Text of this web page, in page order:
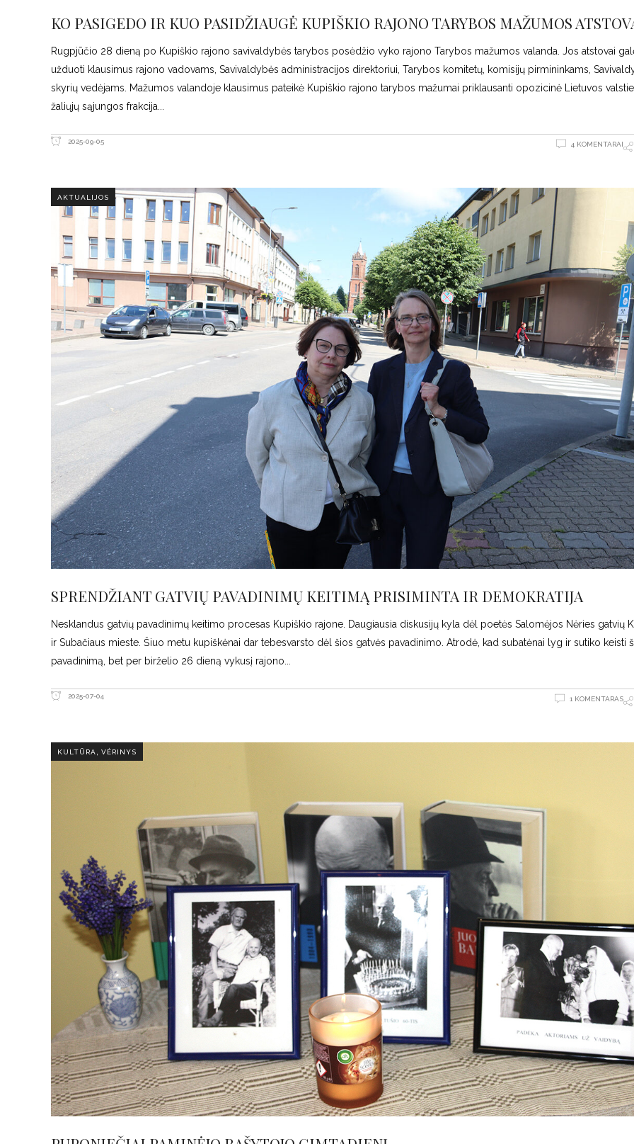
KO PASIGEDO IR KUO PASIDŽIAUGĖ KUPIŠKIO RAJONO TARYBOS MAŽUMOS
Rugpjūčio 28 dieną po Kupiškio rajono savivaldybės tarybos posėdžio vyko rajono Tarybos mažumos valanda. Jos atstovai
užduoti klausimus rajono vadovams, Savivaldybės administracijos direktoriui, Tarybos komitetų, komisijų pirmininkams,
skyrių vedėjams. Mažumos valandoje klausimus pateikė Kupiškio rajono tarybos mažumai priklausanti opozicinė Lietuvos
žaliųjų sąjungos frakcija
2025-09-05 4 KOMENTARAI
AKTUALIJOS
SPRENDŽIANT GATVIŲ PAVADINIMŲ KEITIMĄ PRISIMINTA IR DEMOKRATIJA
Nesklandus gatvių pavadinimų keitimo procesas Kupiškio rajone. Daugiausia diskusijų kyla dėl poetės Salomėjos Nėries gatvių
ir Subačiaus mieste. Šiuo metu kupiškėnai dar tebesvarsto dėl šios gatvės pavadinimo. Atrodė, kad subatėnai lyg ir sutiko keisti
pavadinimą, bet per birželio 26 dieną vykusį rajono
2025-07-04 1 KOMENTARAS
KULTŪRA VĖRINYS